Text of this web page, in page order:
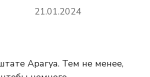
21.01.2024
Арагуа. Тем не менее,